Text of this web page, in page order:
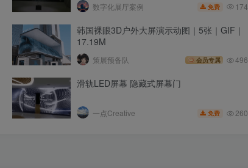
数字化展厅案例 免费 174
韩国裸眼3D户外大屏演示动图｜5张｜GIF｜
17.19M
策展预备队 会员专属 496
滑轨LED屏幕 隐藏式屏幕门
一点Creative 免费 260